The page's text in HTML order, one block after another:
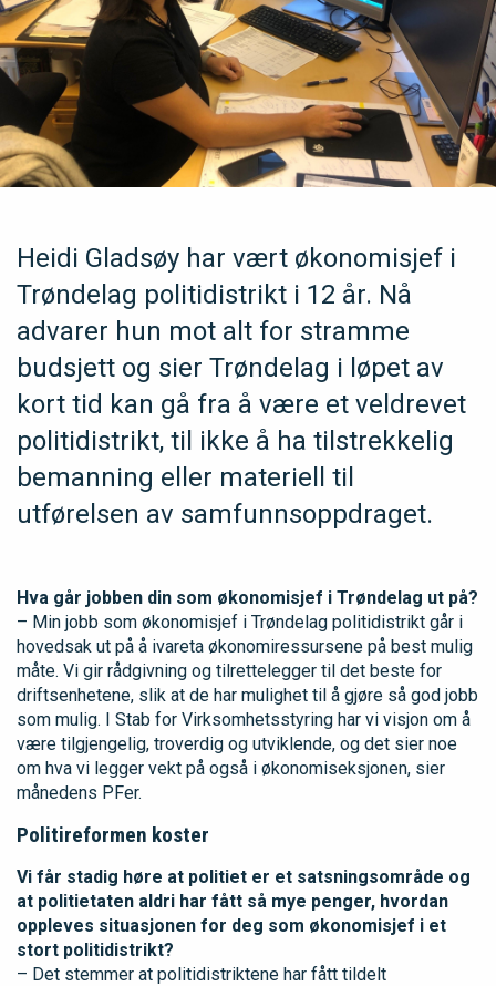
Heidi Gladsøy har vært økonomisjef i
Trøndelag politidistrikt i 12 år. Nå
advarer hun mot alt for stramme
budsjett og sier Trøndelag i løpet av
kort tid kan gå fra å være et veldrevet
politidistrikt, til ikke å ha tilstrekkelig
bemanning eller materiell til
utførelsen av samfunnsoppdraget.
Hva går jobben din som økonomisjef i Trøndelag ut på?
– Min jobb som økonomisjef i Trøndelag politidistrikt går i
hovedsak ut på å ivareta økonomiressursene på best mulig
måte. Vi gir rådgivning og tilrettelegger til det beste for
driftsenhetene, slik at de har mulighet til å gjøre så god jobb
som mulig. I Stab for Virksomhetsstyring har vi visjon om å
være tilgjengelig, troverdig og utviklende, og det sier noe
om hva vi legger vekt på også i økonomiseksjonen, sier
månedens PFer.
Politireformen koster
Vi får stadig høre at politiet er et satsningsområde og
at politietaten aldri har fått så mye penger, hvordan
oppleves situasjonen for deg som økonomisjef i et
stort politidistrikt?
– Det stemmer at politidistriktene har fått tildelt